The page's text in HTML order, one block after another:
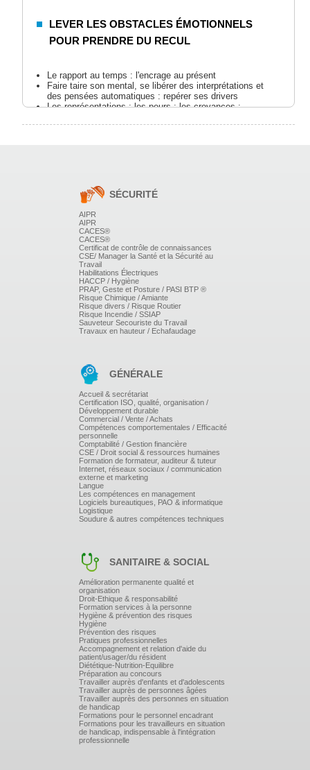
LEVER LES OBSTACLES ÉMOTIONNELS
POUR PRENDRE DU RECUL
Le rapport au temps : l'encrage au présent
Faire taire son mental, se libérer des interprétations et
des pensées automatiques : repérer ses drivers
Les représentations ; les peurs ; les croyances :
Qu'est-ce que je ne veux pas lâcher ? Sur quoi je veux
Autodiagnostic : l'ego gramme pour identifier les émotions
ressenties et les émotions exprimées.
Autodiagnostic des drivers (les petites voies intérieures)
Exercices d'application sur ses propres représentations
S'APPROPRIER LES COMPORTEMENTS DU
LÂCHER PRISE
rancune, le ressentiment, la colère, la culpabilité,
l'envie, la peur,...
Modifier son regard sur ce qui nous entoure et mieux
s'adapter à son environnement
Diriger son énergie vers ce qui a du sens pour soi
Atelier : décryptage des différentes émotions ressenties à partir de
l'analyse de situations concrètes.
Exercices individuels et partage d'expériences.
Elaboration d'un plan de progrès personnel.
SÉCURITÉ
AIPR
AIPR
CACES®
CACES®
Certificat de contrôle de connaissances
CSE/ Manager la Santé et la Sécurité au
Travail
Habilitations Électriques
HACCP / Hygiène
PRAP, Geste et Posture / PASI BTP ®
Risque Chimique / Amiante
Risque divers / Risque Routier
Risque Incendie / SSIAP
Sauveteur Secouriste du Travail
Travaux en hauteur / Echafaudage
GÉNÉRALE
Accueil & secrétariat
Certification ISO, qualité, organisation /
Développement durable
Commercial / Vente / Achats
Compétences comportementales / Efficacité
personnelle
Comptabilité / Gestion financière
CSE / Droit social & ressources humaines
Formation de formateur, auditeur & tuteur
Internet, réseaux sociaux / communication
externe et marketing
Langue
Les compétences en management
Logiciels bureautiques, PAO & informatique
Logistique
Soudure & autres compétences techniques
SANITAIRE & SOCIAL
Amélioration permanente qualité et
organisation
Droit-Ethique & responsabilité
Formation services à la personne
Hygiène & prévention des risques
Hygiène
Prévention des risques
Pratiques professionnelles
Accompagnement et relation d'aide du
patient/usager/du résident
Diététique-Nutrition-Equilibre
Préparation au concours
Travailler auprès d'enfants et d'adolescents
Travailler auprès de personnes âgées
Travailler auprès des personnes en situation
de handicap
Formations pour le personnel encadrant
Formations pour les travailleurs en situation
de handicap, indispensable à l'intégration
professionnelle